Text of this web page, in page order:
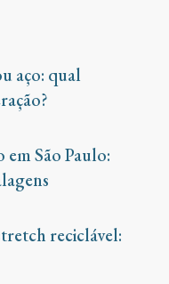
aço: qual
São Paulo:
reciclável: